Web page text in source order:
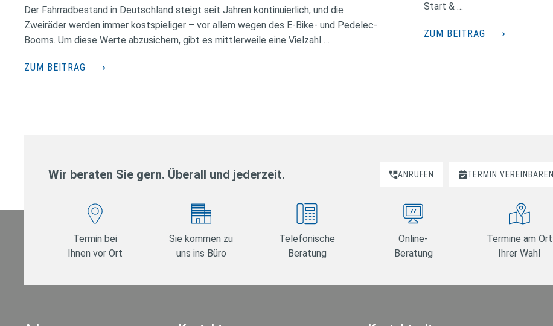
Der Fahrradbestand in Deutschland steigt seit Jahren kontinuierlich, und die
Zweiräder werden immer kostspieliger – vor allem wegen des E-Bike- und Pedelec-
Booms. Um diese Werte abzusichern, gibt es mittlerweile eine Vielzahl …
ZUM BEITRAG ⟶
Start & …
ZUM BEITRAG ⟶
Wir beraten Sie gern. Überall und jederzeit. ANRUFEN TERMIN VEREINBAREN
Termin bei
Ihnen vor Ort
Sie kommen zu
uns ins Büro
Telefonische
Beratung
Online-
Beratung
Termine am Ort
Ihrer Wahl